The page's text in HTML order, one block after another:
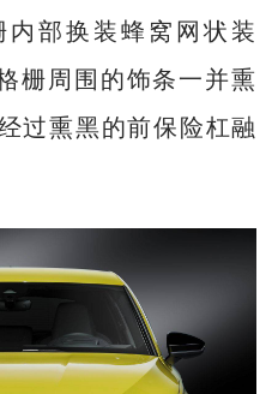
部换装蜂窝网状装
栅周围的饰条一并熏
过熏黑的前保险杠融